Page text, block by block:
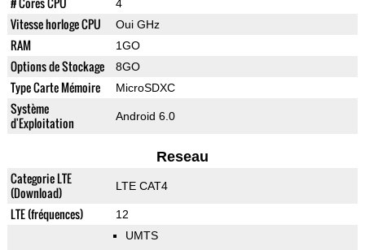
4
Vitesse horloge CPU Oui GHz
RAM 1GO
Options de Stockage 8GO
Type Carte Mémoire MicroSDXC
Système
d'Exploitation
Android 6.0
Reseau
Categorie LTE
(Download)
LTE CAT4
LTE (fréquences) 12
UMTS